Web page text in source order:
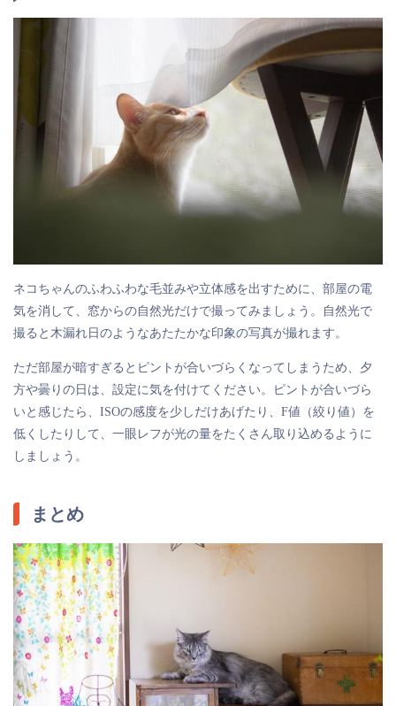
ネコちゃんのふわふわな毛並みや立体感を出すために、部屋の電
気を消して、窓からの自然光だけで撮ってみましょう。自然光で
撮ると木漏れ日のようなあたたかな印象の写真が撮れます。
ただ部屋が暗すぎるとピントが合いづらくなってしまうため、夕
方や曇りの日は、設定に気を付けてください。ピントが合いづら
いと感じたら、ISOの感度を少しだけあげたり、F値（絞り値）を
低くしたりして、一眼レフが光の量をたくさん取り込めるように
しましょう。
まとめ